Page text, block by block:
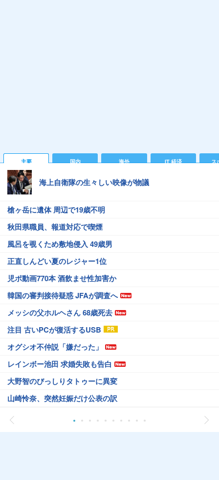
主要 国内 海外 IT 経済 ス
海上自衛隊の生々しい映像が物議
槍ヶ岳に遺体 周辺で19歳不明
秋田県職員、報道対応で喫煙
風呂を覗くため敷地侵入 49歳男
正直しんどい夏のレジャー1位
児ポ動画770本 酒飲ませ性加害か
韓国の審判接待疑惑 JFAが調査へ
メッシの父ホルヘさん 68歳死去
注目 古いPCが復活するUSB
オグシオ不仲説「嫌だった」
レインボー池田 求婚失敗も告白
大野智のびっしりタトゥーに異変
山崎怜奈、突然妊娠だけ公表の訳